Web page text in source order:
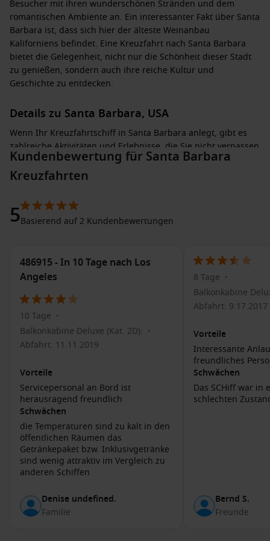
Besucher mit ihren wunderschönen Stränden und dem
romantischen Ambiente an. Ein interessanter Fakt über Santa
Barbara ist, dass sich hier der älteste Weinanbau
Kaliforniens befindet. Eine Kreuzfahrt nach Santa Barbara
bietet die Gelegenheit, nicht nur die Schönheit dieser Stadt
zu genießen, sondern auch ihre reiche Kultur und
Geschichte zu entdecken.
Details zu Santa Barbara, USA
Wenn Ihr Kreuzfahrtschiff in Santa Barbara anlegt, gibt es
zahlreiche Aktivitäten und Erlebnisse, die Sie nicht verpassen
sollten:
wunderschöne Mission, die im Jahr 1786 gegründet wurde,
und erkunden Sie die Gärten und das Museum.
verschiedene Geschäfte, Restaurants und eine
atemberaubende Aussicht auf den Ozean bietet.
Entspannung am Strand: Entspannen Sie sich am East
Beach oder West Beach und genießen Sie die Sonne,
während Sie den Blick auf die Küste genießen.
Weinprobe: Besuchen Sie eines der vielen Weingüter in
der Umgebung und probieren Sie die köstlichen
Erkundung der State Street: Diese lebhafte Straße ist das
Herz der Innenstadt und bietet verschiedene Boutiquen,
Cafés und Restaurants, ideal für einen Shopping-Tag.
Benachbarte Häfen
Wenn Ihre Kreuzfahrt nach Santa Barbara führt, sind die
folgenden Häfen ebenfalls häufige Stopps:
San Francisco,Kalifornien
: Diese ikonische Stadt ist
bekannt für die Golden Gate Bridge und die hügelige
Kundenbewertung für Santa Barbara
Kreuzfahrten
5Basierend auf 2 Kundenbewertungen
486915 - In 10 Tage nach Los
Angeles
10 Tage •
Balkonkabine Deluxe (Kat. 2D): •
Abfahrt: 11.11.2019
Vorteile
Servicepersonal an Bord ist
herausragend freundlich
Schwächen
die Temperaturen sind zu kalt in den
öffentlichen Räumen das
Getränkepaket bzw. Inklusivgetränke
sind wenig attraktiv im Vergleich zu
anderen Schiffen
Denise undefined.
Familie
8 Tage •
Balkonkabine
Abfahrt: 9.17.2017
Vorteile
Interessante
freundliches
Schwächen
Das SCHiff war in
schlechten
Bernd S.
Freunde